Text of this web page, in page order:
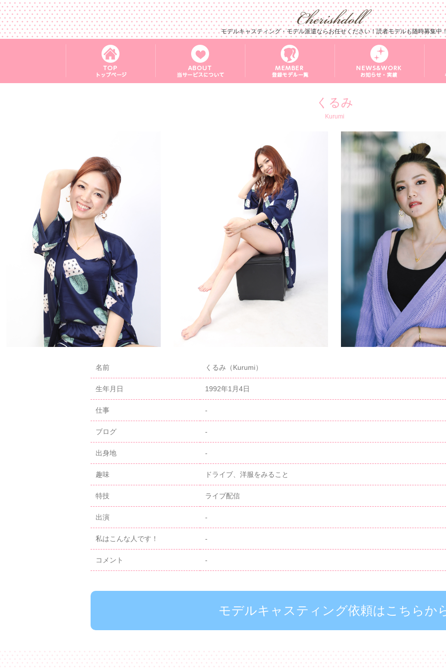
モデルキャスティング・モデル派遣ならお任せください！読者モデルも随時募集中
くるみ
Kurumi
名前 くるみ（Kurumi）
生年月日 1992年1月4日
仕事 -
ブログ -
出身地 -
趣味 ドライブ、洋服をみること
特技 ライブ配信
出演 -
私はこんな人です！ -
コメント -
モデルキャスティング依頼はこちらか